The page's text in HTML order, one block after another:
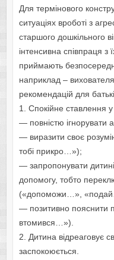
Для термінового
ситуаціях вроботі з
старшого дошкільного
інтенсивна співпраця
приймають
наприклад –
рекомендацій для
1. Спокійне ставлення у
— повністю ігнорувати
— виразити своє
тобі прикро…»);
— запропонувати
допомогу, тобто
(«допоможи…»,
— позитивно пояснити
втомився…»).
2. Дитина відреаговує
заспокоюється.